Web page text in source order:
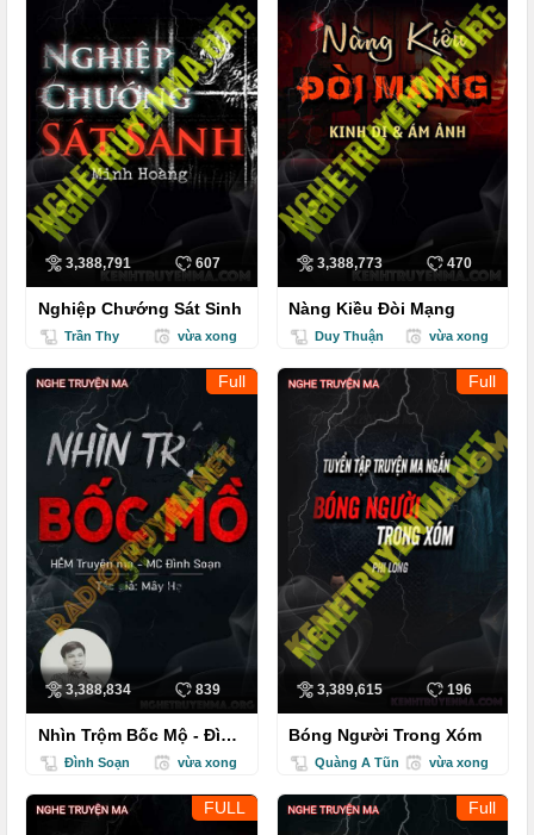
3,388,791 607
Nghiệp Chướng Sát Sinh
Trần Thy vừa xong
3,388,773 470
Nàng Kiều Đòi Mạng
Duy Thuận vừa xong
Full
3,388,834 839
Nhìn Trộm Bốc Mộ - Đình
SoạnĐình Soạn vừa xong
Full
3,389,615 196
Bóng Người Trong Xóm
Quàng A Tũn vừa xong
FULL Full